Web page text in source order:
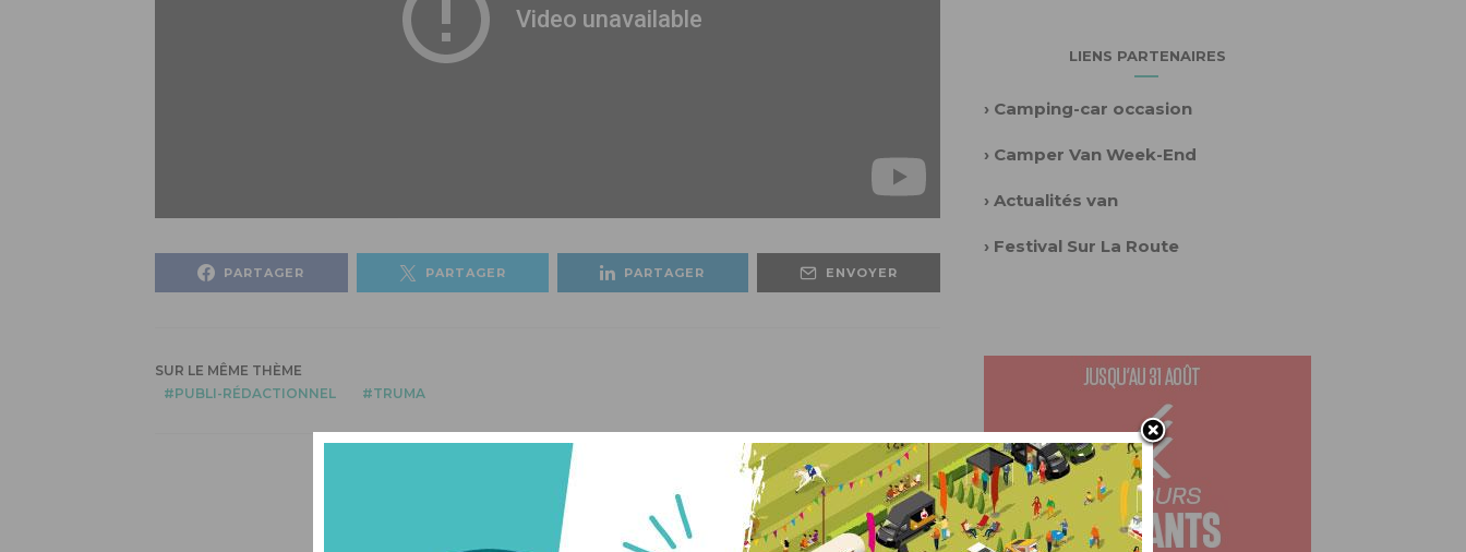
PARTAGER PARTAGER PARTAGER ENVOYER
SUR LE MÊME THÈME
PUBLI-RÉDACTIONNEL
TRUMA
LIENS PARTENAIRES
› Camping-car occasion
› Camper Van Week-End
› Actualités van
› Festival Sur La Route